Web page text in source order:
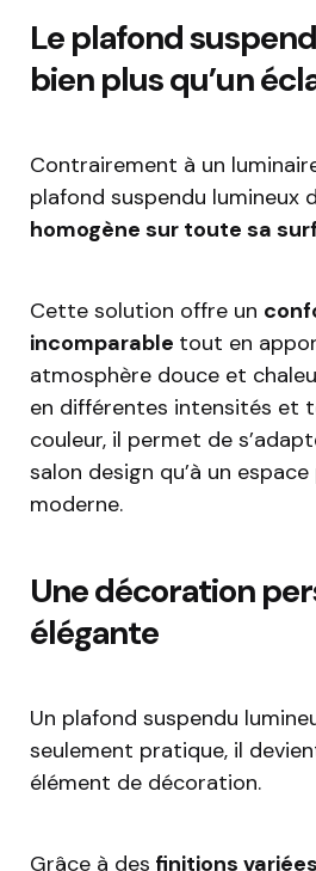
Le plafond
bien plus qu’un
Contrairement à un
plafond suspendu lumineux
homogène sur toute sa
Cette solution offre un
incomparable tout en
atmosphère douce et
en différentes intensités et
couleur, il permet de
salon design qu’à un
moderne.
Une décoration
élégante
Un plafond suspendu
seulement pratique, il
élément de décoration.
Grâce à des finitions variées